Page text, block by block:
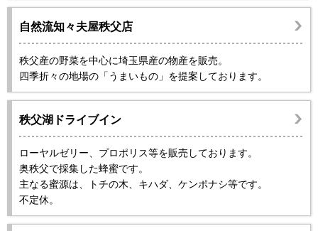
自然流知々夫屋秩父店
秩父産の野菜を中心に埼玉県産の物産を販売。
四季折々の地場の「うまいもの」を提案しております。
秩父湖ドライブイン
ローヤルゼリー、プロポリス等を販売しております。
奥秩父で採集した蜂蜜です。
主なる蜜源は、トチの木、キハダ、ケンポナシ等です。
不定休。